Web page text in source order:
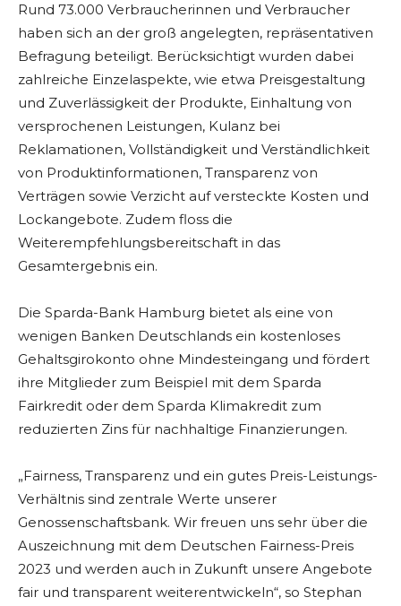
Rund 73.000 Verbraucherinnen und Verbraucher
haben sich an der groß angelegten, repräsentativen
Befragung beteiligt. Berücksichtigt wurden dabei
zahlreiche Einzelaspekte, wie etwa Preisgestaltung
und Zuverlässigkeit der Produkte, Einhaltung von
versprochenen Leistungen, Kulanz bei
Reklamationen, Vollständigkeit und Verständlichkeit
von Produktinformationen, Transparenz von
Verträgen sowie Verzicht auf versteckte Kosten und
Lockangebote. Zudem floss die
Weiterempfehlungsbereitschaft in das
Gesamtergebnis ein.
Die Sparda-Bank Hamburg bietet als eine von
wenigen Banken Deutschlands ein kostenloses
Gehaltsgirokonto ohne Mindesteingang und fördert
ihre Mitglieder zum Beispiel mit dem Sparda
Fairkredit oder dem Sparda Klimakredit zum
reduzierten Zins für nachhaltige Finanzierungen.
„Fairness, Transparenz und ein gutes Preis-Leistungs-
Verhältnis sind zentrale Werte unserer
Genossenschaftsbank. Wir freuen uns sehr über die
Auszeichnung mit dem Deutschen Fairness-Preis
2023 und werden auch in Zukunft unsere Angebote
fair und transparent weiterentwickeln“, so Stephan